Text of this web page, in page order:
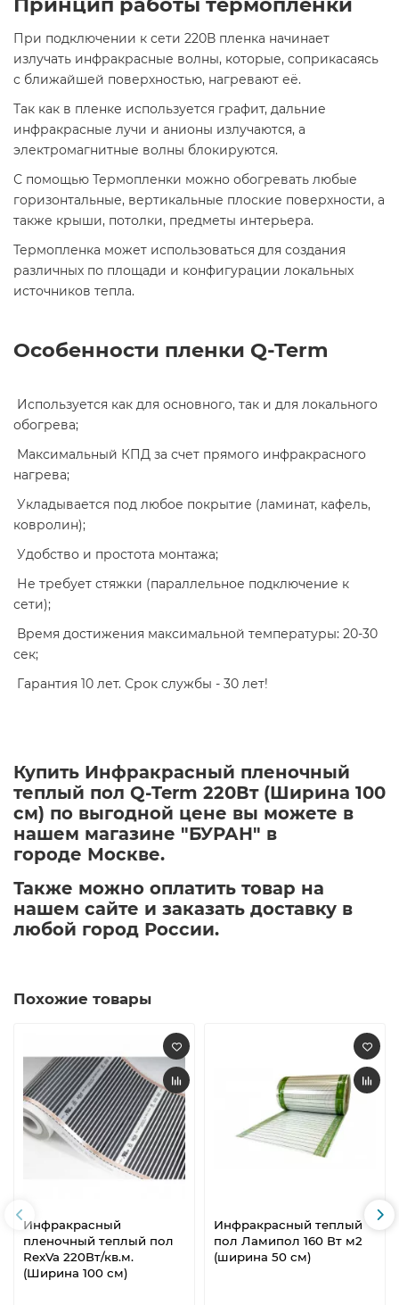
При подключении к сети 220В пленка начинает
излучать инфракрасные волны, которые, соприкасаясь
с ближайшей поверхностью, нагревают её.
Так как в пленке используется графит, дальние
инфракрасные лучи и анионы излучаются, а
электромагнитные волны блокируются.
С помощью Термопленки можно обогревать любые
горизонтальные, вертикальные плоские поверхности, а
также крыши, потолки, предметы интерьера.
Термопленка может использоваться для создания
различных по площади и конфигурации локальных
источников тепла.
Особенности пленки Q-Term
Используется как для основного, так и для локального
обогрева;
Максимальный КПД за счет прямого инфракрасного
нагрева;
Укладывается под любое покрытие (ламинат, кафель,
ковролин);
Удобство и простота монтажа;
Не требует стяжки (параллельное подключение к
сети);
Время достижения максимальной температуры: 20-30
сек;
Гарантия 10 лет. Срок службы - 30 лет!
Купить Инфракрасный пленочный
теплый пол Q-Term 220Вт (Ширина 100
см) по выгодной цене вы можете в
нашем магазине "БУРАН" в
городе Москве.
Также можно оплатить товар на
нашем сайте и заказать доставку в
любой город России.
Похожие товары
Инфракрасный
пленочный теплый пол
RexVa 220Вт/кв.м.
(Ширина 100 см)
Инфракрасный теплый
пол Ламипол 160 Вт м2
(ширина 50 см)